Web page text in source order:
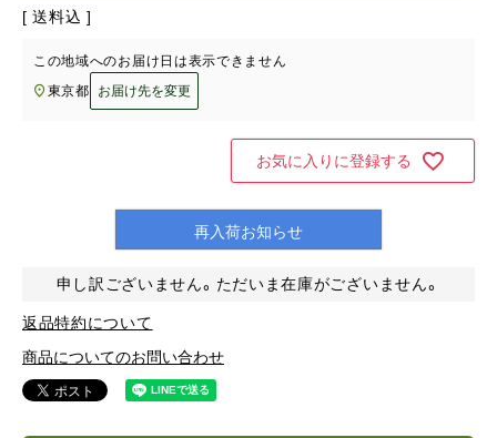
送料込
この地域へのお届け日は表示できません
東京都
お届け先を変更
お気に入りに登録する
再入荷お知らせ
申し訳ございません。ただいま在庫がございません。
返品特約について
商品についてのお問い合わせ